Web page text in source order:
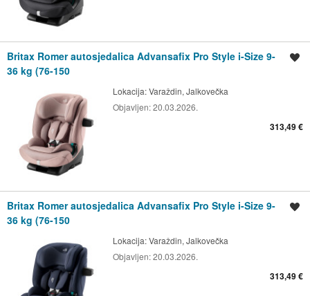
Britax Romer autosjedalica Advansafix Pro Style i-Size 9-
36 kg (76-150
Lokacija:Varaždin, Jalkovečka
Objavljen:20.03.2026.
313,49 €
Britax Romer autosjedalica Advansafix Pro Style i-Size 9-
36 kg (76-150
Lokacija:Varaždin, Jalkovečka
Objavljen:20.03.2026.
313,49 €